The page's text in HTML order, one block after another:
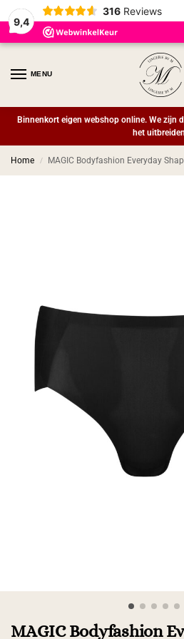
9,4
316 Reviews
MENU
Binnenkort eigen webshop online. We zijn
het
Home / MAGIC Bodyfashion Everyday
MAGIC Bodyfashion